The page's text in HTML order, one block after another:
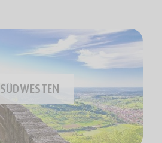
SÜDWESTEN